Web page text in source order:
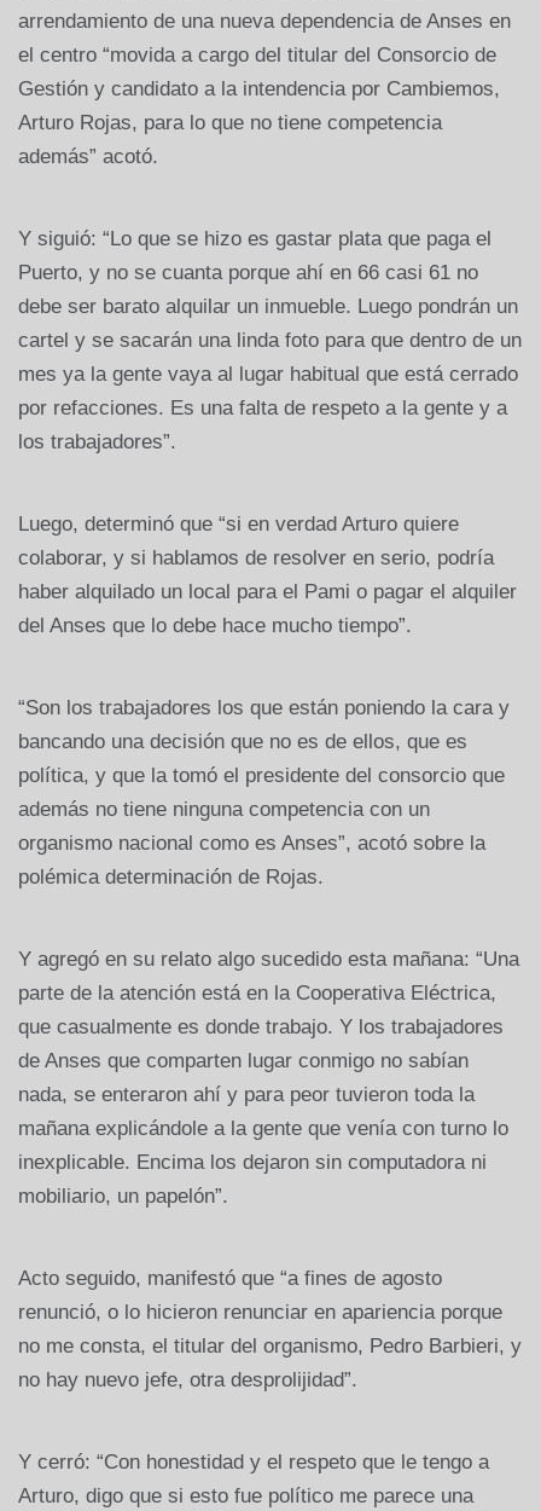
arrendamiento de una nueva dependencia de Anses en
el centro “movida a cargo del titular del Consorcio de
Gestión y candidato a la intendencia por Cambiemos,
Arturo Rojas, para lo que no tiene competencia
además” acotó.
Y siguió: “Lo que se hizo es gastar plata que paga el
Puerto, y no se cuanta porque ahí en 66 casi 61 no
debe ser barato alquilar un inmueble. Luego pondrán un
cartel y se sacarán una linda foto para que dentro de un
mes ya la gente vaya al lugar habitual que está cerrado
por refacciones. Es una falta de respeto a la gente y a
los trabajadores”.
Luego, determinó que “si en verdad Arturo quiere
colaborar, y si hablamos de resolver en serio, podría
haber alquilado un local para el Pami o pagar el alquiler
del Anses que lo debe hace mucho tiempo”.
“Son los trabajadores los que están poniendo la cara y
bancando una decisión que no es de ellos, que es
política, y que la tomó el presidente del consorcio que
además no tiene ninguna competencia con un
organismo nacional como es Anses”, acotó sobre la
polémica determinación de Rojas.
Y agregó en su relato algo sucedido esta mañana: “Una
parte de la atención está en la Cooperativa Eléctrica,
que casualmente es donde trabajo. Y los trabajadores
de Anses que comparten lugar conmigo no sabían
nada, se enteraron ahí y para peor tuvieron toda la
mañana explicándole a la gente que venía con turno lo
inexplicable. Encima los dejaron sin computadora ni
mobiliario, un papelón”.
Acto seguido, manifestó que “a fines de agosto
renunció, o lo hicieron renunciar en apariencia porque
no me consta, el titular del organismo, Pedro Barbieri, y
no hay nuevo jefe, otra desprolijidad”.
Y cerró: “Con honestidad y el respeto que le tengo a
Arturo, digo que si esto fue político me parece una